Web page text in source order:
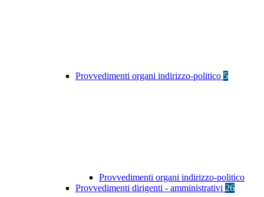
Provvedimenti organi indirizzo-politico 5
Provvedimenti organi indirizzo-politico
Provvedimenti dirigenti - amministrativi 26